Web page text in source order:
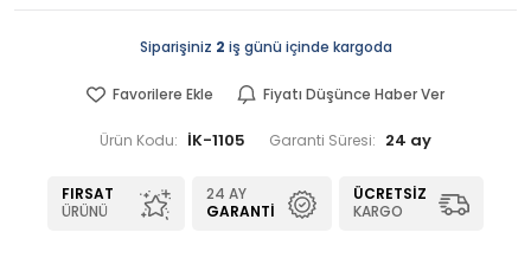
Siparişiniz 2 iş günü içinde kargoda
Favorilere Ekle Fiyatı Düşünce Haber Ver
Ürün Kodu: İK-1105 Garanti Süresi: 24 ay
FIRSAT
ÜRÜNÜ
24 AY
GARANTI
ÜCRETSIZ
KARGO